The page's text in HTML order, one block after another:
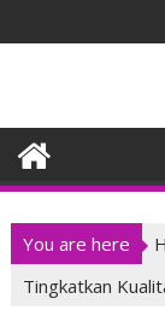
to
You are here
Tingkatkan